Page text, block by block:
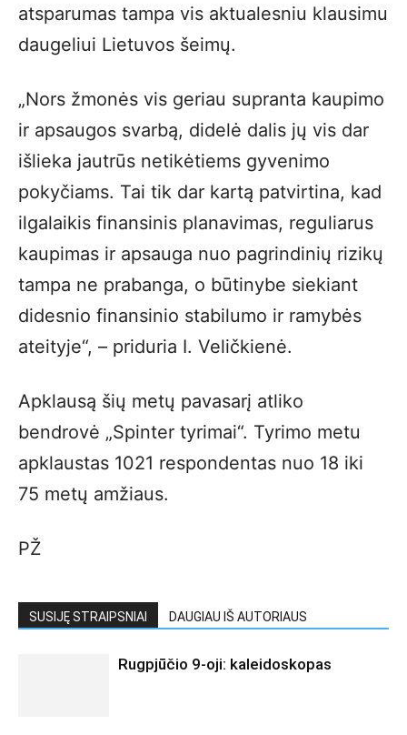
atsparumas tampa vis aktualesniu klausimu
daugeliui Lietuvos šeimų.
„Nors žmonės vis geriau supranta kaupimo
ir apsaugos svarbą, didelė dalis jų vis dar
išlieka jautrūs netikėtiems gyvenimo
pokyčiams. Tai tik dar kartą patvirtina, kad
ilgalaikis finansinis planavimas, reguliarus
kaupimas ir apsauga nuo pagrindinių rizikų
tampa ne prabanga, o būtinybe siekiant
didesnio finansinio stabilumo ir ramybės
ateityje“, – priduria I. Veličkienė.
Apklausą šių metų pavasarį atliko
bendrovė „Spinter tyrimai“. Tyrimo metu
apklaustas 1021 respondentas nuo 18 iki
75 metų amžiaus.
PŽ
SUSIJĘ STRAIPSNIAI DAUGIAU IŠ AUTORIAUS
Rugpjūčio 9-oji: kaleidoskopas